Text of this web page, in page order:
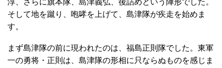
淳、さらに旗本隊、島津義弘、後詰めという陣形でした。
そして地を蹴り、咆哮を上げて、島津隊が疾走を始めま
す。
まず島津隊の前に現われたのは、福島正則隊でした。東軍
一の勇将・正則は、島津隊の形相に只ならぬものを感じま